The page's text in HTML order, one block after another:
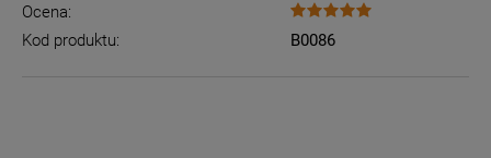
Ocena:
Kod produktu:
B0086